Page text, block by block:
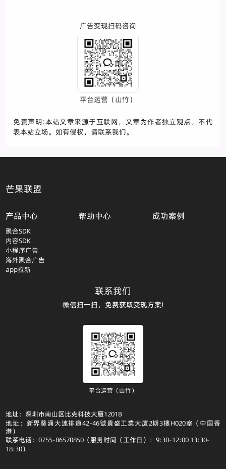
广告变现扫码咨询
平台运营（山竹）
免责声明:本站文章来源于互联网，文章为作者独立观点，不代
表本站立场。如有侵权，请联系我们。
芒果联盟
产品中心
聚合SDK
内容SDK
小程序广告
海外聚合广告
app拉新
帮助中心 成功案例
联系我们
微信扫一扫，免费获取变现方案!
平台运营（山竹）
地址：深圳市南山区比克科技大厦1201B
地址：新界葵涌大連排道42-46號貴盛工業大廈2期3樓H020室（中国香
港）
联系电话：0755-86570850（服务时间（工作日）：9:30-12:00 13:30-
18:30）